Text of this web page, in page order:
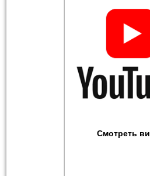
Смотреть